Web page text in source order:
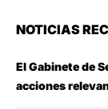
NOTICIAS
El Gabinete de
acciones